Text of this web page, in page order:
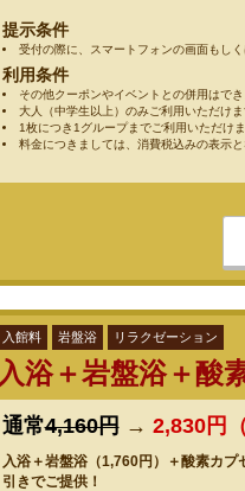
提示条件
受付の際に、スマートフォンの画面もし
利用条件
その他クーポンやイベントとの併用はでき
大人（中学生以上）のみご利用いただけま
1枚につき1グループまでご利用いただけま
料金につきましては、消費税込みの表示と
入館料 岩盤浴 リラクゼーション
入浴＋岩盤浴＋酸
通常4,160円→ 2,830円
入浴＋岩盤浴（1,760円）＋酸素カ
引きでご提供！